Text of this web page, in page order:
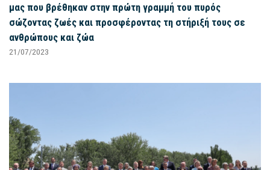
μας που βρέθηκαν στην πρώτη γραμμή του πυρός
σώζοντας ζωές και προσφέροντας τη στήριξή τους σε
ανθρώπους και ζώα
21/07/2023